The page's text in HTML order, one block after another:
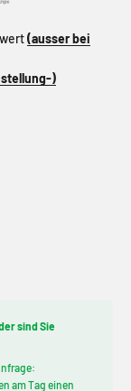
(ausser bei
)
sind Sie
am Tag einen